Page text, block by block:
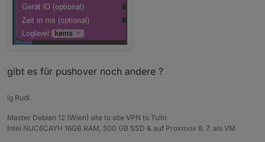
gibt es für pushover noch andere ?
lg Rudi
Master Debian 12 (Wien) site to site VPN to Tulln
Intel NUC6CAYH 16GB RAM, 500 GB SSD & auf Proxmox 8. 7. als VM